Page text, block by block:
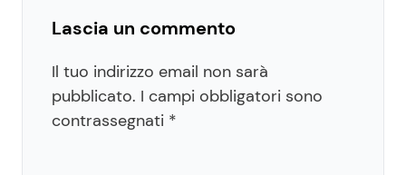
Lascia un commento
Il tuo indirizzo email non sarà
pubblicato. I campi obbligatori sono
contrassegnati *